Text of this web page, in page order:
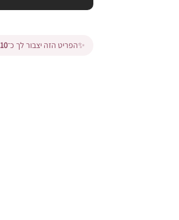
✨הפריט הזה יצבור לך כ־10